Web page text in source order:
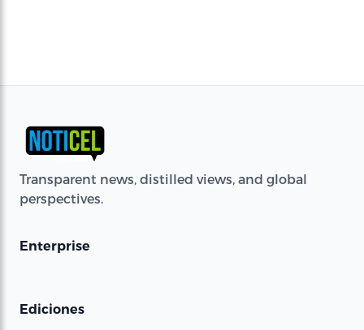
Transparent news, distilled views, and global
perspectives.
Enterprise
Ediciones